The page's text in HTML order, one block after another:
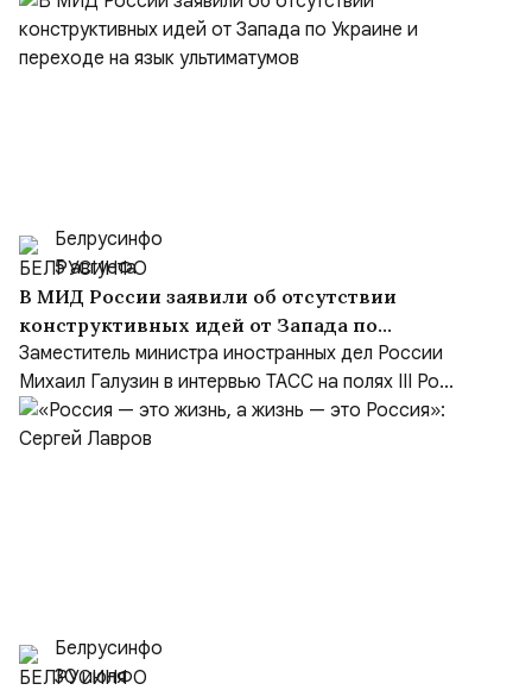
Белрусинфо
5 августа
В МИД России заявили об отсутствии
конструктивных идей от Запада по
Украине и переходе на язык ультиматумов
Заместитель министра иностранных дел России
Михаил Галузин в интервью ТАСС на полях III Ро...
Белрусинфо
30 июля